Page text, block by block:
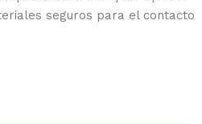
seguros para el contacto